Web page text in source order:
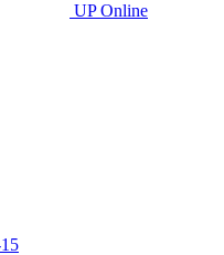
UP Online